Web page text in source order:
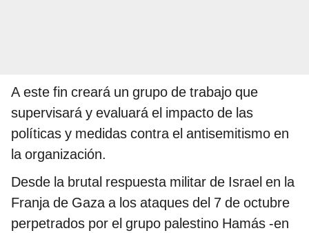
A este fin creará un grupo de trabajo que
supervisará y evaluará el impacto de las
políticas y medidas contra el antisemitismo en
la organización.
Desde la brutal respuesta militar de Israel en la
Franja de Gaza a los ataques del 7 de octubre
perpetrados por el grupo palestino Hamás -en